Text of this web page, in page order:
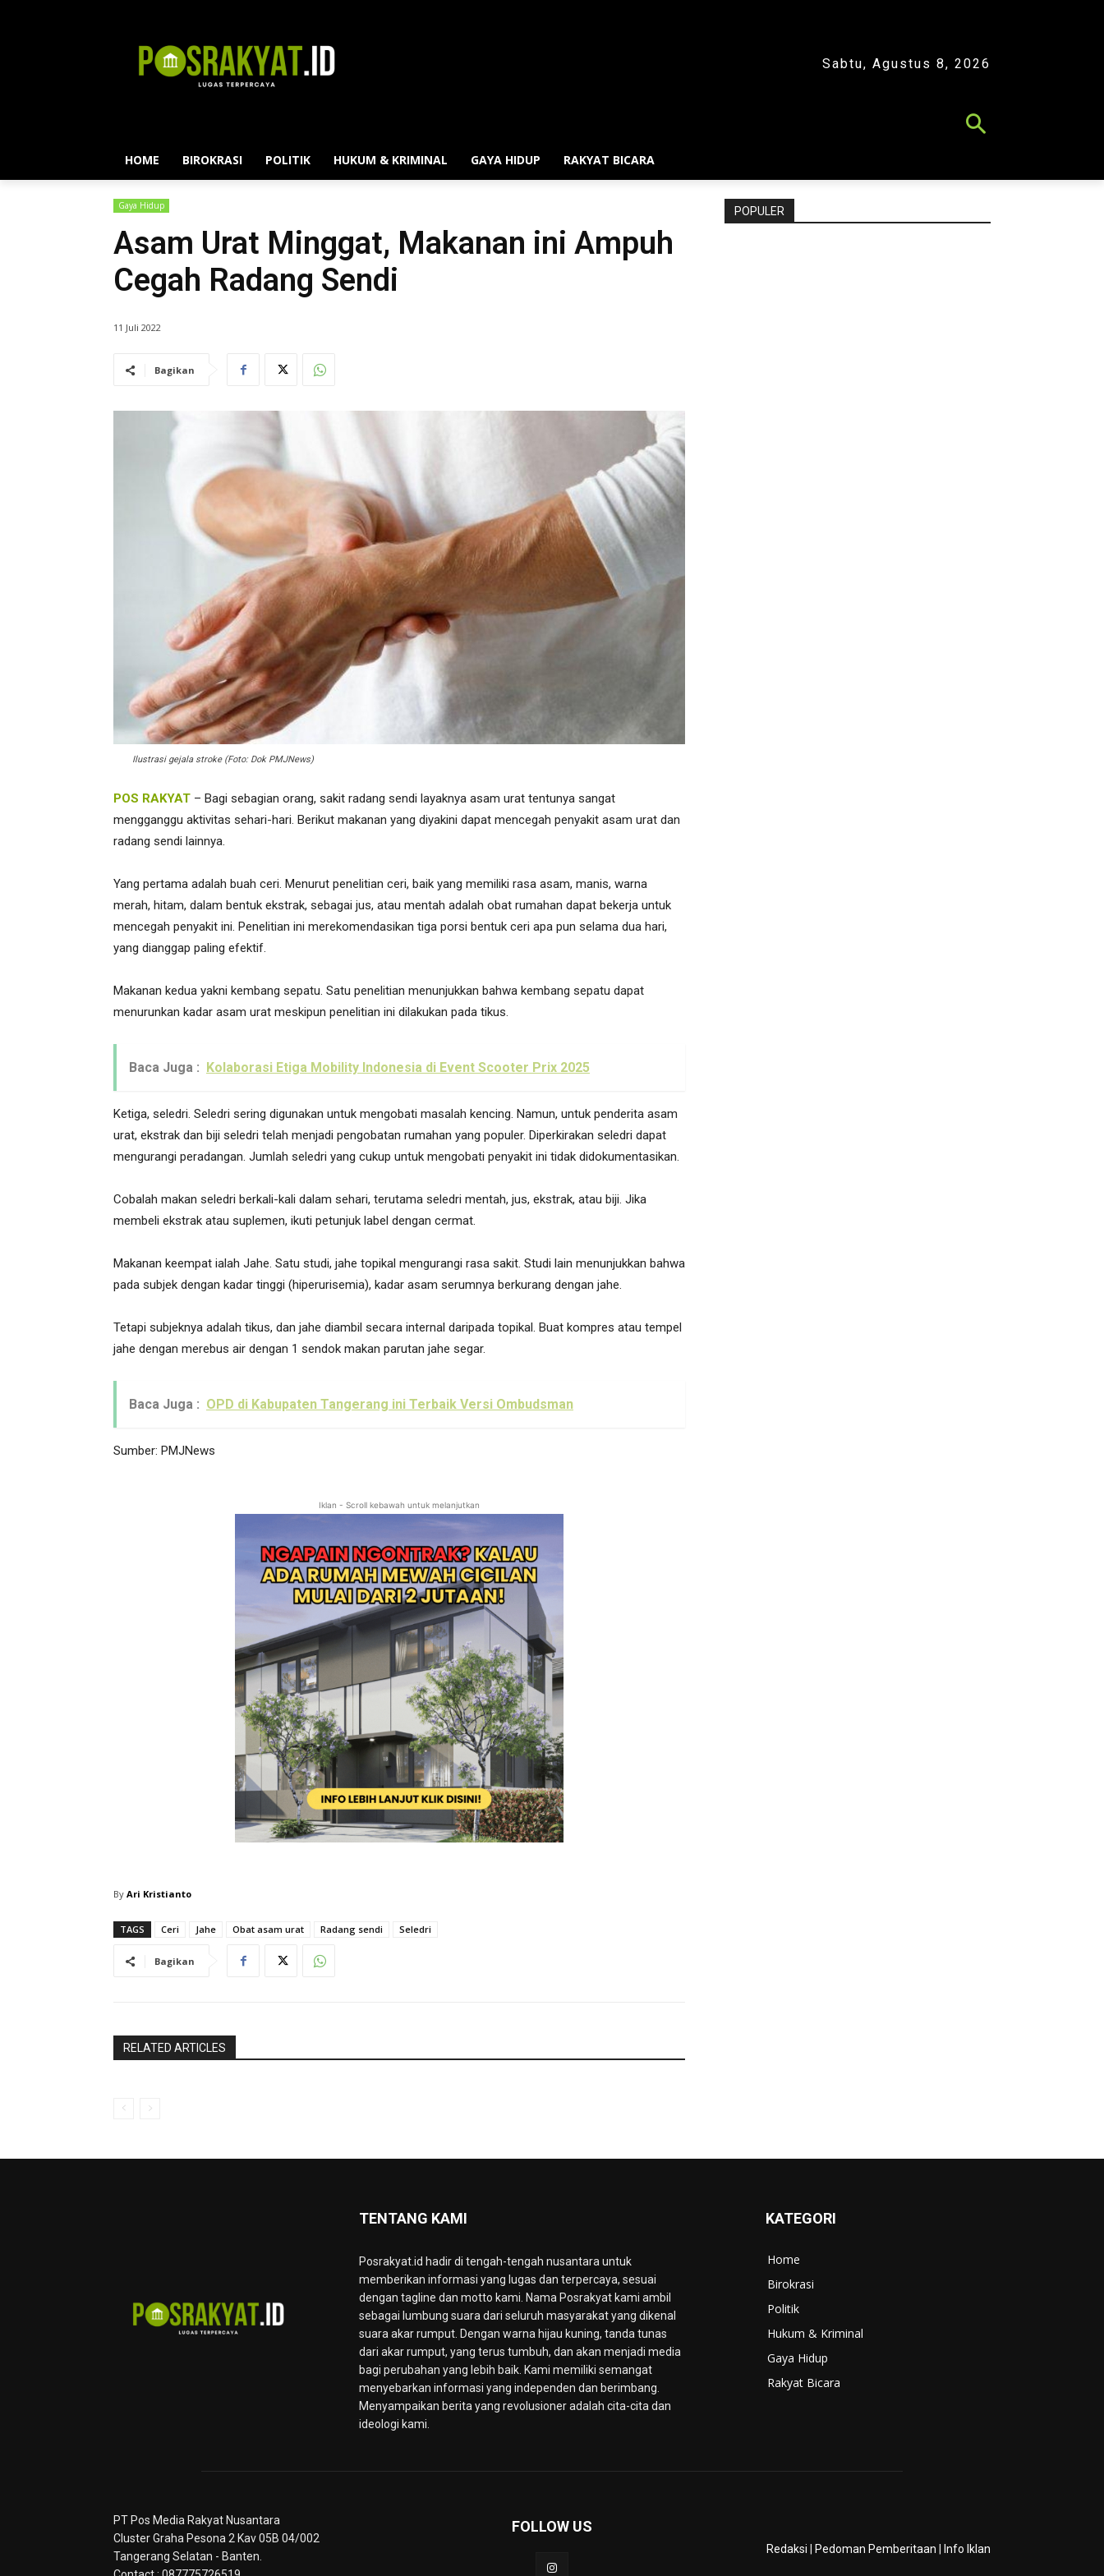
Sabtu, Agustus 8, 2026
HOME BIROKRASI POLITIK HUKUM & KRIMINAL GAYA HIDUP RAKYAT BICARA
Gaya Hidup
Asam Urat Minggat, Makanan ini Ampuh
Cegah Radang Sendi
11 Juli 2022
Bagikan
Ilustrasi gejala stroke (Foto: Dok PMJNews)
POS RAKYAT – Bagi sebagian orang, sakit radang sendi layaknya asam urat tentunya sangat
mengganggu aktivitas sehari-hari. Berikut makanan yang diyakini dapat mencegah penyakit asam urat dan
radang sendi lainnya.
Yang pertama adalah buah ceri. Menurut penelitian ceri, baik yang memiliki rasa asam, manis, warna
merah, hitam, dalam bentuk ekstrak, sebagai jus, atau mentah adalah obat rumahan dapat bekerja untuk
mencegah penyakit ini. Penelitian ini merekomendasikan tiga porsi bentuk ceri apa pun selama dua hari,
yang dianggap paling efektif.
Makanan kedua yakni kembang sepatu. Satu penelitian menunjukkan bahwa kembang sepatu dapat
menurunkan kadar asam urat meskipun penelitian ini dilakukan pada tikus.
Baca Juga : Kolaborasi Etiga Mobility Indonesia di Event Scooter Prix 2025
Ketiga, seledri. Seledri sering digunakan untuk mengobati masalah kencing. Namun, untuk penderita asam
urat, ekstrak dan biji seledri telah menjadi pengobatan rumahan yang populer. Diperkirakan seledri dapat
mengurangi peradangan. Jumlah seledri yang cukup untuk mengobati penyakit ini tidak didokumentasikan.
Cobalah makan seledri berkali-kali dalam sehari, terutama seledri mentah, jus, ekstrak, atau biji. Jika
membeli ekstrak atau suplemen, ikuti petunjuk label dengan cermat.
Makanan keempat ialah Jahe. Satu studi, jahe topikal mengurangi rasa sakit. Studi lain menunjukkan bahwa
pada subjek dengan kadar tinggi (hiperurisemia), kadar asam serumnya berkurang dengan jahe.
Tetapi subjeknya adalah tikus, dan jahe diambil secara internal daripada topikal. Buat kompres atau tempel
jahe dengan merebus air dengan 1 sendok makan parutan jahe segar.
Baca Juga : OPD di Kabupaten Tangerang ini Terbaik Versi Ombudsman
Sumber: PMJNews
Iklan - Scroll kebawah untuk melanjutkan
By Ari Kristianto
TAGS Ceri Jahe Obat asam urat Radang sendi Seledri
Bagikan
RELATED ARTICLES
POPULER
TENTANG KAMI
Posrakyat.id hadir di tengah-tengah nusantara untuk
memberikan informasi yang lugas dan terpercaya, sesuai
dengan tagline dan motto kami. Nama Posrakyat kami ambil
sebagai lumbung suara dari seluruh masyarakat yang dikenal
suara akar rumput. Dengan warna hijau kuning, tanda tunas
dari akar rumput, yang terus tumbuh, dan akan menjadi media
bagi perubahan yang lebih baik. Kami memiliki semangat
menyebarkan informasi yang independen dan berimbang.
Menyampaikan berita yang revolusioner adalah cita-cita dan
ideologi kami.
KATEGORI
Home
Birokrasi
Politik
Hukum & Kriminal
Gaya Hidup
Rakyat Bicara
PT Pos Media Rakyat Nusantara
Cluster Graha Pesona 2 Kav 05B 04/002
Tangerang Selatan - Banten.
FOLLOW US
Redaksi Pedoman Pemberitaan Info Iklan